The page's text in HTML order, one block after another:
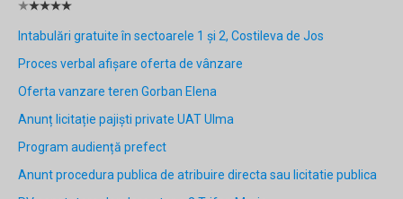
Intabulări gratuite în sectoarele 1 și 2, Costileva de Jos
Proces verbal afișare oferta de vânzare
Oferta vanzare teren Gorban Elena
Anunț licitație pajiști private UAT Ulma
Program audiență prefect
Anunt procedura publica de atribuire directa sau licitatie publica